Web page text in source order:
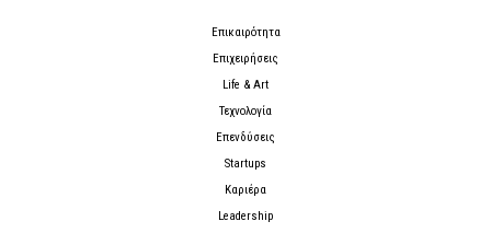
Επικαιρότητα
Επιχειρήσεις
Life & Art
Τεχνολογία
Επενδύσεις
Startups
Καριέρα
Leadership